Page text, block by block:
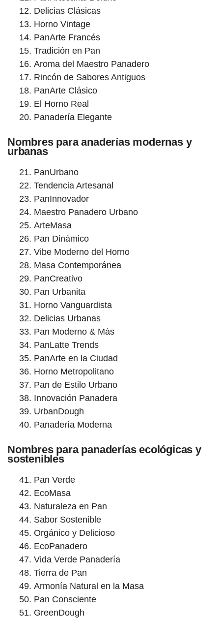
Delicias Clásicas
Horno Vintage
PanArte Francés
Tradición en Pan
Aroma del Maestro Panadero
Rincón de Sabores Antiguos
PanArte Clásico
El Horno Real
Panadería Elegante
Nombres para anaderías modernas y
urbanas
PanUrbano
Tendencia Artesanal
PanInnovador
Maestro Panadero Urbano
ArteMasa
Pan Dinámico
Vibe Moderno del Horno
Masa Contemporánea
PanCreativo
Pan Urbanita
Horno Vanguardista
Delicias Urbanas
Pan Moderno & Más
PanLatte Trends
PanArte en la Ciudad
Horno Metropolitano
Pan de Estilo Urbano
Innovación Panadera
UrbanDough
Panadería Moderna
Nombres para panaderías ecológicas y
sostenibles
Pan Verde
EcoMasa
Naturaleza en Pan
Sabor Sostenible
Orgánico y Delicioso
EcoPanadero
Vida Verde Panadería
Tierra de Pan
Armonía Natural en la Masa
Pan Consciente
GreenDough